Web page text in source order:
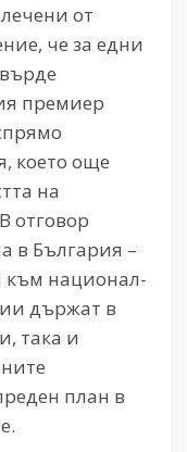
от
че за едни
премиер
което още
на
отговор
в България –
към национал-
държат в
така и
план в